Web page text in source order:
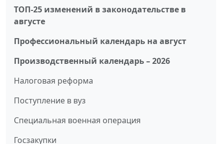
ТОП-25 изменений в законодательстве в
августе
Профессиональный календарь на август
Производственный календарь – 2026
Налоговая реформа
Поступление в вуз
Специальная военная операция
Госзакупки